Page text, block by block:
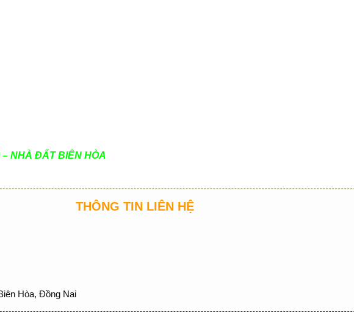
NHÀ ĐẤT BIÊN HÒA
THÔNG TIN LIÊN HỆ
Hòa, Đồng Nai